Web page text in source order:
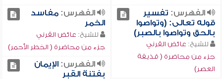
الفهرس: تفسير
قوله تعالى: (وتواصوا
بالحق وتواصوا بالصبر)
للشيخ: عائض القرني
جزء من محاضرة ( قذيفة
العصر)
الفهرس:مفاسد
الخمر
للشيخ: عائض القرني
جزء من محاضرة ( الخطر الأحمر)
الفهرس:الإيمان
بفتنة القبر